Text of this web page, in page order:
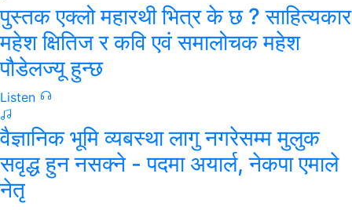
पुस्तक एक्लो महारथी भित्र के छ ? साहित्यकार
महेश क्षितिज र कवि एवं समालोचक महेश
पौडेलज्यू हुन्छ
Listen
वैज्ञानिक भूमि व्यबस्था लागु नगरेसम्म मुलुक
सवृद्ध हुन नसक्ने - पदमा अयार्ल, नेकपा एमाले
नेतृ